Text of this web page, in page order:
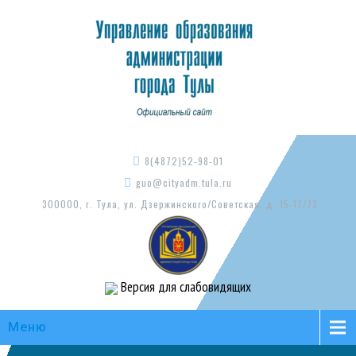
8(4872)52-98-01
guo@cityadm.tula.ru
300000, г. Тула, ул. Дзержинского/Советская, д. 15-17/73
Версия для слабовидящих
Меню